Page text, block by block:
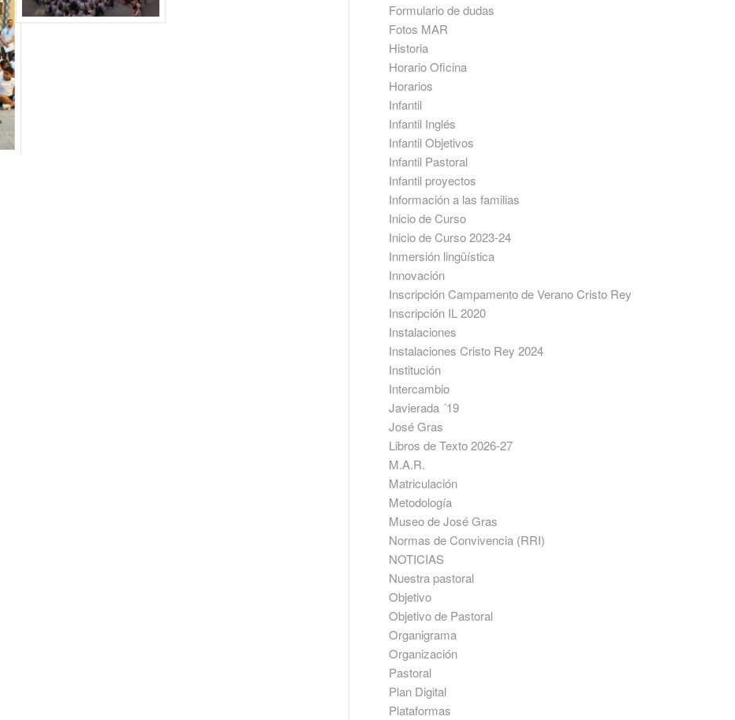
Formulario de dudas
Fotos MAR
Historia
Horario Oficina
Horarios
Infantil
Infantil Inglés
Infantil Objetivos
Infantil Pastoral
Infantil proyectos
Información a las familias
Inicio de Curso
Inicio de Curso 2023-24
Inmersión lingüística
Innovación
Inscripción Campamento de Verano Cristo Rey
Inscripción IL 2020
Instalaciones
Instalaciones Cristo Rey 2024
Institución
Intercambio
Javierada ´19
José Gras
Libros de Texto 2026-27
M.A.R.
Matriculación
Metodología
Museo de José Gras
Normas de Convivencia (RRI)
NOTICIAS
Nuestra pastoral
Objetivo
Objetivo de Pastoral
Organigrama
Organización
Pastoral
Plan Digital
Plataformas